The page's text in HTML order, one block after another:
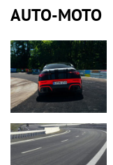
AUTO-MOTO